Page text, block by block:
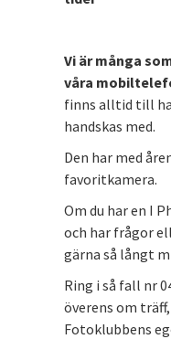
Vi är många
våra
finns alltid till
handskas med.
Den har med
favoritkamera.
Om du har en I
och har frågor
gärna så långt
Ring i så fall nr
överens om
Fotoklubbens